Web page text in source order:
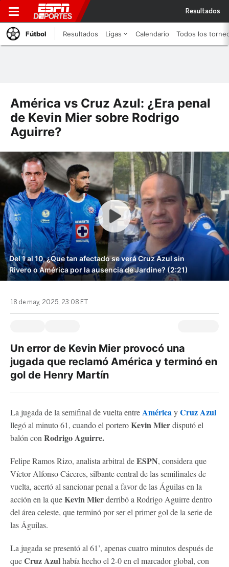
Resultados
Fútbol Resultados Ligas Calendario Todos los
América vs Cruz Azul: ¿Era penal
de Kevin Mier sobre Rodrigo
Aguirre?
Del 1 al 10, ¿Que tan afectado se verá Cruz Azul sin
Rivero o América por la ausencia de Jardine? (2:21)
18 de may, 2025, 23:08 ET
Un error de Kevin Mier provocó una
jugada que reclamó América y terminó en
gol de Henry Martín
La jugada de la semifinal de vuelta entreAméricayCruz Azul
llegó al minuto 61, cuando el porteroKevin Mierdisputó el
balón con Rodrigo Aguirre.
Felipe Ramos Rizo, analista arbitral deESPN, considera que
Víctor Alfonso Cáceres, silbante central de las semifinales de
vuelta, acertó al sancionar penal a favor de las Águilas en la
acción en la queKevin Mierderribó a Rodrigo Aguirre dentro
del área celeste, que terminó por ser el primer gol de la serie de
las Águilas.
La jugada se presentó al 61’, apenas cuatro minutos después de
queCruz Azulhabía hecho el 2-0 en el marcador global, con